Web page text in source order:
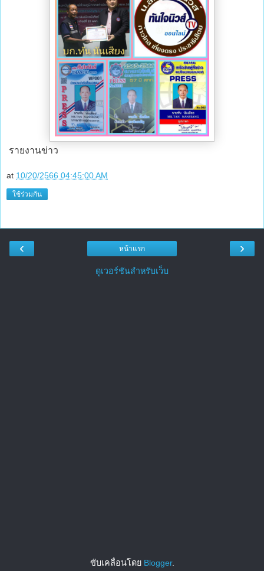
รายงานข่าว
at 10/20/2566 04:45:00 AM
ใช้ร่วมกัน
‹ ›
หน้าแรก
ดูเวอร์ชันสำหรับเว็บ
ขับเคลื่อนโดย Blogger.